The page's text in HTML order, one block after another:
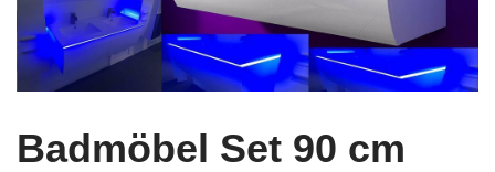
Badmöbel Set 90 cm